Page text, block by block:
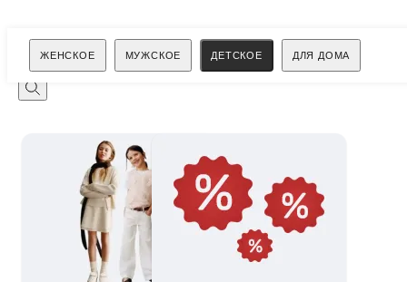
ЖЕНСКОЕ МУЖСКОЕ ДЕТСКОЕ ДЛЯ ДОМА
Поиск